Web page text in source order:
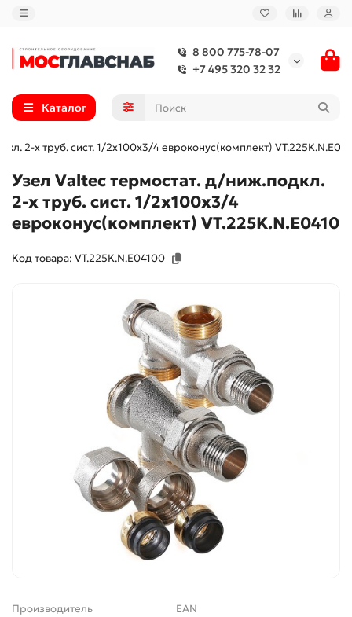
8 800 775-78-07
+7 495 320 32 32
Каталог
2-х труб. сист. 1/2х100х3/4 евроконус(комплект)
Узел Valtec термостат. д/ниж.подкл.
2-х труб. сист. 1/2х100х3/4
евроконус(комплект) VT.225K.N.E0410
Код товара: VT.225K.N.E04100
Производитель EAN